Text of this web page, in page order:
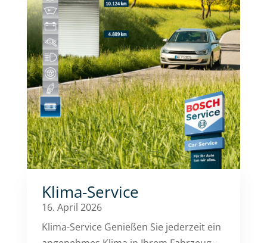
Klima-Service
16. April 2026
Klima-Service Genießen Sie jederzeit ein